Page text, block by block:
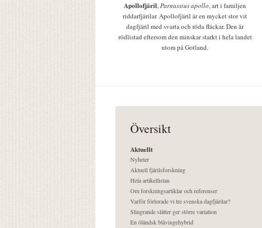
Apollofjäril,Parnassius apollo, art i familjen
riddarfjärilar. Apollofjäril är en mycket stor vit
dagfjäril med svarta och röda fläckar. Den är
rödlistad eftersom den minskar starkt i hela landet
utom på Gotland.
Översikt
Aktuellt
Nyheter
Aktuell fjärilsforskning
Hela artikellistan
Om forskningsartiklar och referenser
Varför förlorade vi tre svenska dagfjärilar?
Slingrande slåtter ger större variation
En öländsk blåvingehybrid